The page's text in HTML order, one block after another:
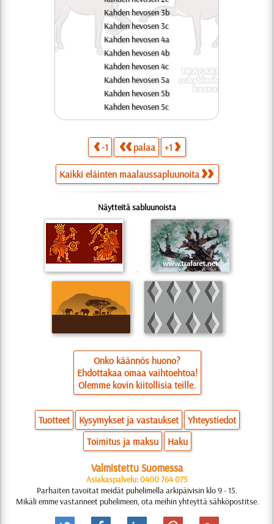
Kahden hevosen 3b
Kahden hevosen 3c
Kahden hevosen 4a
Kahden hevosen 4b
Kahden hevosen 4c
Kahden hevosen 5a
Kahden hevosen 5b
Kahden hevosen 5c
-1 palaa +1
Kaikki eläinten maalaussapluunoita
Näytteitä sabluunoista
Onko käännös huono?
Ehdottakaa omaa vaihtoehtoa!
Olemme kovin kiitollisia teille.
Tuotteet Kysymykset ja vastaukset
Yhteystiedot
Toimitus ja maksu
Haku
Valmistettu Suomessa
Asiakaspalvelu: 0400 764 075
Parhaiten tavoitat meidät puhelimella arkipäivisin klo 9 - 15.
Mikäli emme vastanneet puhelimeen, ota meihin yhteyttä sähköpostitse.